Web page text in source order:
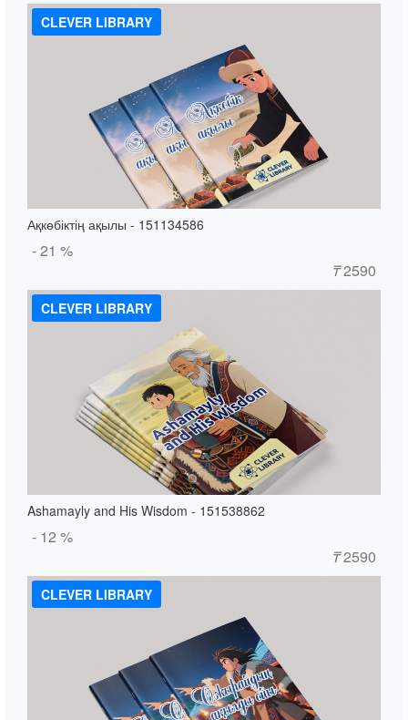
CLEVER LIBRARY
Ақкөбіктің ақылы - 151134586
- 21 %
₸2590
CLEVER LIBRARY
Ashamayly and His Wisdom - 151538862
- 12 %
₸2590
CLEVER LIBRARY